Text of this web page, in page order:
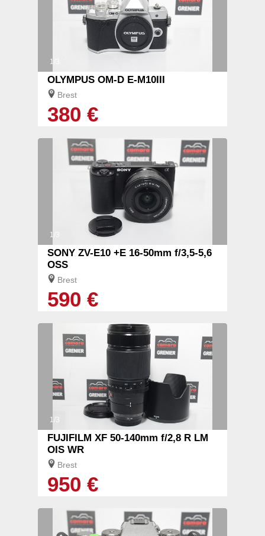
1/3
OLYMPUS OM-D E-M10III
Brest
380 €
1/3
SONY ZV-E10 +E 16-50mm f/3,5-5,6
OSS
Brest
590 €
1/3
FUJIFILM XF 50-140mm f/2,8 R LM
OIS WR
Brest
950 €